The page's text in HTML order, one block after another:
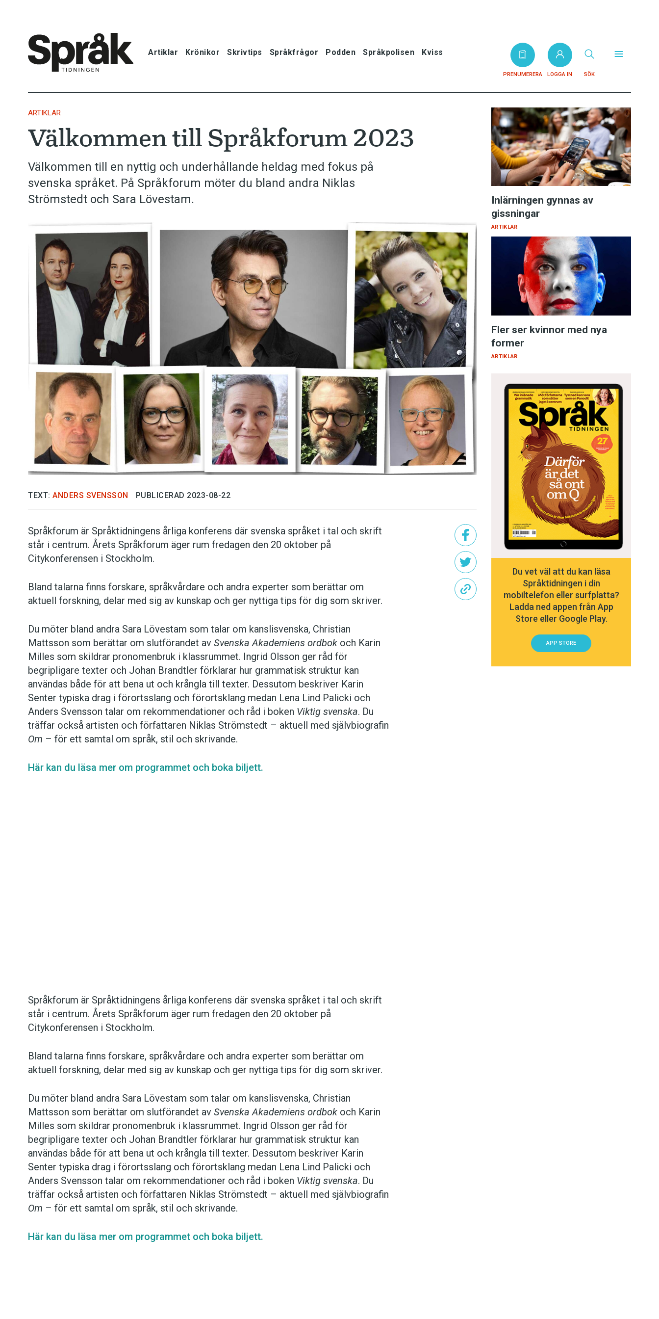
Artiklar Krönikor Skrivtips Språkfrågor Podden Språkpolisen Kviss
PRENUMERERA LOGGA IN SÖK
Krönikor
Språkfrågor
Skrivtips
Anmäl till språkpolisen
Föreslå nyord
Annonsera
Prenumerera
Läs Språktidningen digitalt
Press
ARTIKLAR
Välkommen till Språkforum 2023
Välkommen till en nyttig och underhållande heldag med fokus på
svenska språket. På Språkforum möter du bland andra Niklas
Strömstedt och Sara Lövestam.
TEXT: ANDERS SVENSSON PUBLICERAD 2023-08-22
Språkforum är Språktidningens årliga konferens där svenska språket i tal och skrift
står i centrum. Årets Språkforum äger rum fredagen den 20 oktober på
Citykonferensen i Stockholm.
Bland talarna finns forskare, språkvårdare och andra experter som berättar om
aktuell forskning, delar med sig av kunskap och ger nyttiga tips för dig som skriver.
Du möter bland andra Sara Lövestam som talar om kanslisvenska, Christian
Mattsson som berättar om slutförandet av Svenska Akademiens ordbok och Karin
Milles som skildrar pronomenbruk i klassrummet. Ingrid Olsson ger råd för
begripligare texter och Johan Brandtler förklarar hur grammatisk struktur kan
användas både för att bena ut och krångla till texter. Dessutom beskriver Karin
Senter typiska drag i förortsslang och förortsklang medan Lena Lind Palicki och
Anders Svensson talar om rekommendationer och råd i boken Viktig svenska. Du
träffar också artisten och författaren Niklas Strömstedt – aktuell med självbiografin
Om – för ett samtal om språk, stil och skrivande.
Här kan du läsa mer om programmet och boka biljett.
Det här innehållet kräver att du accepterar cookies.
Språkforum är Språktidningens årliga konferens där svenska språket i tal och skrift
står i centrum. Årets Språkforum äger rum fredagen den 20 oktober på
Citykonferensen i Stockholm.
Bland talarna finns forskare, språkvårdare och andra experter som berättar om
aktuell forskning, delar med sig av kunskap och ger nyttiga tips för dig som skriver.
Du möter bland andra Sara Lövestam som talar om kanslisvenska, Christian
Mattsson som berättar om slutförandet av Svenska Akademiens ordbok och Karin
Milles som skildrar pronomenbruk i klassrummet. Ingrid Olsson ger råd för
begripligare texter och Johan Brandtler förklarar hur grammatisk struktur kan
användas både för att bena ut och krångla till texter. Dessutom beskriver Karin
Senter typiska drag i förortsslang och förortsklang medan Lena Lind Palicki och
Anders Svensson talar om rekommendationer och råd i boken Viktig svenska. Du
träffar också artisten och författaren Niklas Strömstedt – aktuell med självbiografin
Om – för ett samtal om språk, stil och skrivande.
Här kan du läsa mer om programmet och boka biljett.
Inlärningen gynnas av
gissningar
ARTIKLAR
Fler ser kvinnor med nya
former
ARTIKLAR
Du vet väl att du kan läsa
Språktidningen i din
mobiltelefon eller surfplatta?
Ladda ned appen från App
Store eller Google Play.
APP STORE